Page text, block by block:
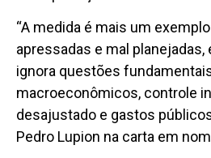
“A medida é mais um
apressadas e mal
ignora questões
macroeconômicos, controle
desajustado e gastos
Pedro Lupion na carta em